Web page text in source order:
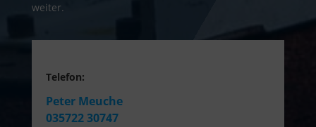
weiter.
Telefon:
Peter Meuche
035722 30747